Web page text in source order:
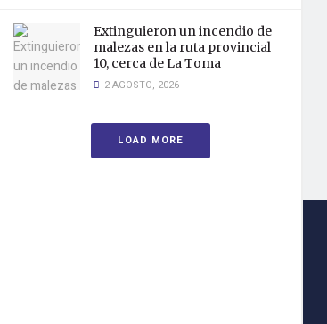
Extinguieron un incendio de
malezas en la ruta provincial
10, cerca de La Toma
2 AGOSTO, 2026
LOAD MORE